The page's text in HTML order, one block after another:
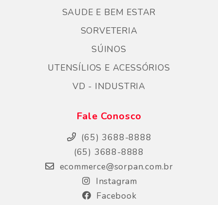
SAUDE E BEM ESTAR
SORVETERIA
SÚINOS
UTENSÍLIOS E ACESSÓRIOS
VD - INDUSTRIA
Fale Conosco
(65) 3688-8888
(65) 3688-8888
ecommerce@sorpan.com.br
Instagram
Facebook